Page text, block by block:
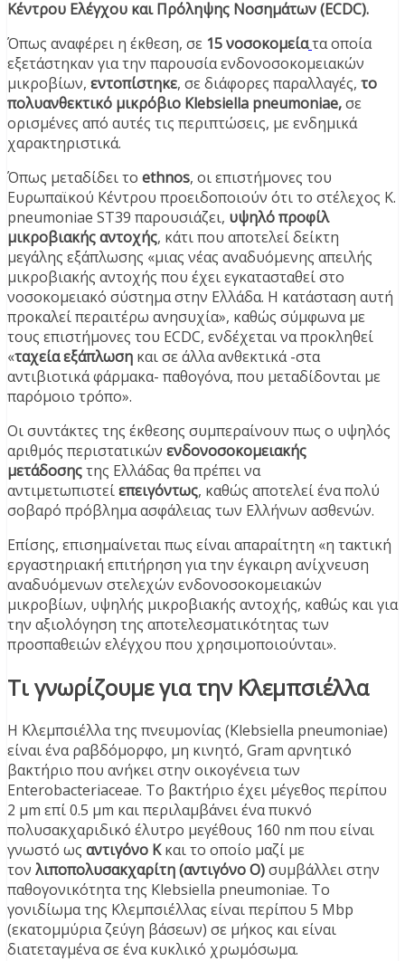
Κέντρου Ελέγχου και Πρόληψης Νοσημάτων (ECDC).
Όπως αναφέρει η έκθεση, σε 15 νοσοκομείατα οποία
εξετάστηκαν για την παρουσία ενδονοσοκομειακών
μικροβίων, εντοπίστηκε, σε διάφορες παραλλαγές, το
πολυανθεκτικό μικρόβιο Klebsiella pneumoniae,σε
ορισμένες από αυτές τις περιπτώσεις, με ενδημικά
χαρακτηριστικά.
Όπως μεταδίδει το ethnos, οι επιστήμονες του
Ευρωπαϊκού Κέντρου προειδοποιούν ότι το στέλεχος K.
pneumoniae ST39 παρουσιάζει, υψηλό προφίλ
μικροβιακής αντοχής, κάτι που αποτελεί δείκτη
μεγάλης εξάπλωσης «μιας νέας αναδυόμενης απειλής
μικροβιακής αντοχής που έχει εγκατασταθεί στο
νοσοκομειακό σύστημα στην Ελλάδα. Η κατάσταση αυτή
προκαλεί περαιτέρω ανησυχία», καθώς σύμφωνα με
τους επιστήμονες του ECDC, ενδέχεται να προκληθεί
«ταχεία εξάπλωση και σε άλλα ανθεκτικά -στα
αντιβιοτικά φάρμακα- παθογόνα, που μεταδίδονται με
παρόμοιο τρόπο».
Οι συντάκτες της έκθεσης συμπεραίνουν πως ο υψηλός
αριθμός περιστατικών ενδονοσοκομειακής
μετάδοσηςτης Ελλάδας θα πρέπει να
αντιμετωπιστείεπειγόντως, καθώς αποτελεί ένα πολύ
σοβαρό πρόβλημα ασφάλειας των Ελλήνων ασθενών.
Επίσης, επισημαίνεται πως είναι απαραίτητη «η τακτική
εργαστηριακή επιτήρηση για την έγκαιρη ανίχνευση
αναδυόμενων στελεχών ενδονοσοκομειακών
μικροβίων, υψηλής μικροβιακής αντοχής, καθώς και για
την αξιολόγηση της αποτελεσματικότητας των
προσπαθειών ελέγχου που χρησιμοποιούνται».
Τι γνωρίζουμε για την Κλεμπσιέλλα
Η Κλεμπσιέλλα της πνευμονίας (Klebsiella pneumoniae)
είναι ένα ραβδόμορφο, μη κινητό, Gram αρνητικό
βακτήριο που ανήκει στην οικογένεια των
Enterobacteriaceae. Το βακτήριο έχει μέγεθος περίπου
2 μm επί 0.5 μm και περιλαμβάνει ένα πυκνό
πολυσακχαριδικό έλυτρο μεγέθους 160 nm που είναι
γνωστό ως αντιγόνο Κκαι το οποίο μαζί με
τον λιποπολυσακχαρίτη (αντιγόνο O)συμβάλλει στην
παθογονικότητα της Klebsiella pneumoniae. Το
γονιδίωμα της Κλεμπσιέλλας είναι περίπου 5 Mbp
(εκατομμύρια ζεύγη βάσεων) σε μήκος και είναι
διατεταγμένα σε ένα κυκλικό χρωμόσωμα.